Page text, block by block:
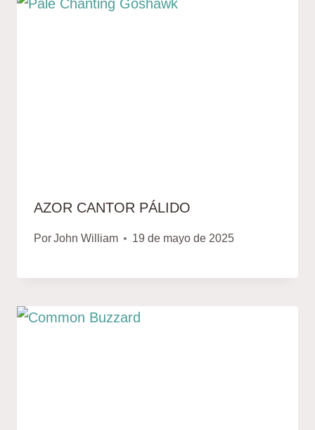
AZOR CANTOR PÁLIDO
PorJohn William 19 de mayo de 2025